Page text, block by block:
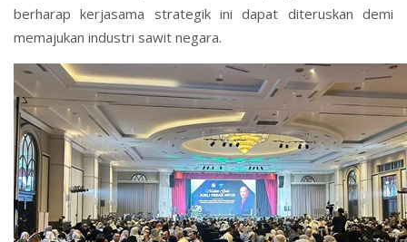
berharap kerjasama strategik ini dapat diteruskan demi
memajukan industri sawit negara.